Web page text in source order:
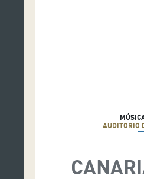
AUDITORIO